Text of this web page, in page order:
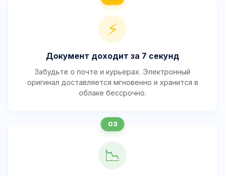
⚡
Документ доходит за 7 секунд
Забудьте о почте и курьерах. Электронный
оригинал доставляется мгновенно и хранится в
облаке бессрочно.
📉